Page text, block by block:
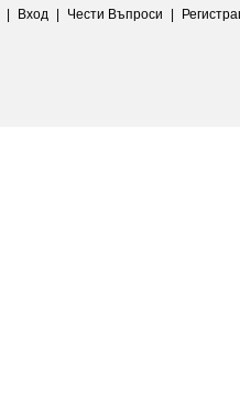
| Вход | Чести Въпроси |